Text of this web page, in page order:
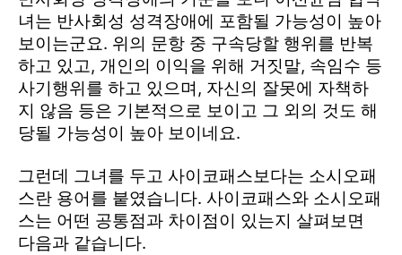
녀는 반사회성 성격장애에 포함될 가능성이 높아
보이는군요. 위의 문항 중 구속당할 행위를 반복
하고 있고, 개인의 이익을 위해 거짓말, 속임수 등
사기행위를 하고 있으며, 자신의 잘못에 자책하
지 않음 등은 기본적으로 보이고 그 외의 것도 해
당될 가능성이 높아 보이네요.
그런데 그녀를 두고 사이코패스보다는 소시오패
스란 용어를 붙였습니다. 사이코패스와 소시오패
스는 어떤 공통점과 차이점이 있는지 살펴보면
다음과 같습니다.